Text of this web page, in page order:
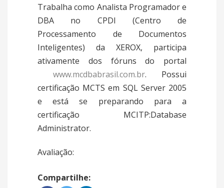
Trabalha como Analista Programador e
DBA no CPDI (Centro de
Processamento de Documentos
Inteligentes) da XEROX, participa
ativamente dos fóruns do portal
www.mcdbabrasil.com.br. Possui
certificação MCTS em SQL Server 2005
e está se preparando para a
certificação MCITP:Database
Administrator.
Avaliação:
Compartilhe: